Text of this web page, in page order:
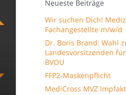
Neueste Beiträge
Wir suchen Dich!
Fachangestellte m/w/d
Dr. Boris Brand: Wahl
Landesvorsitzenden
BVOU
FFP2-Maskenpflicht
MediCross MVZ